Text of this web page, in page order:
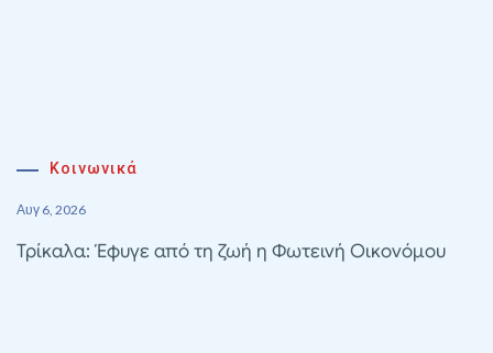
Κοινωνικά
Αυγ 6, 2026
Τρίκαλα: Έφυγε από τη ζωή η Φωτεινή Οικονόμου